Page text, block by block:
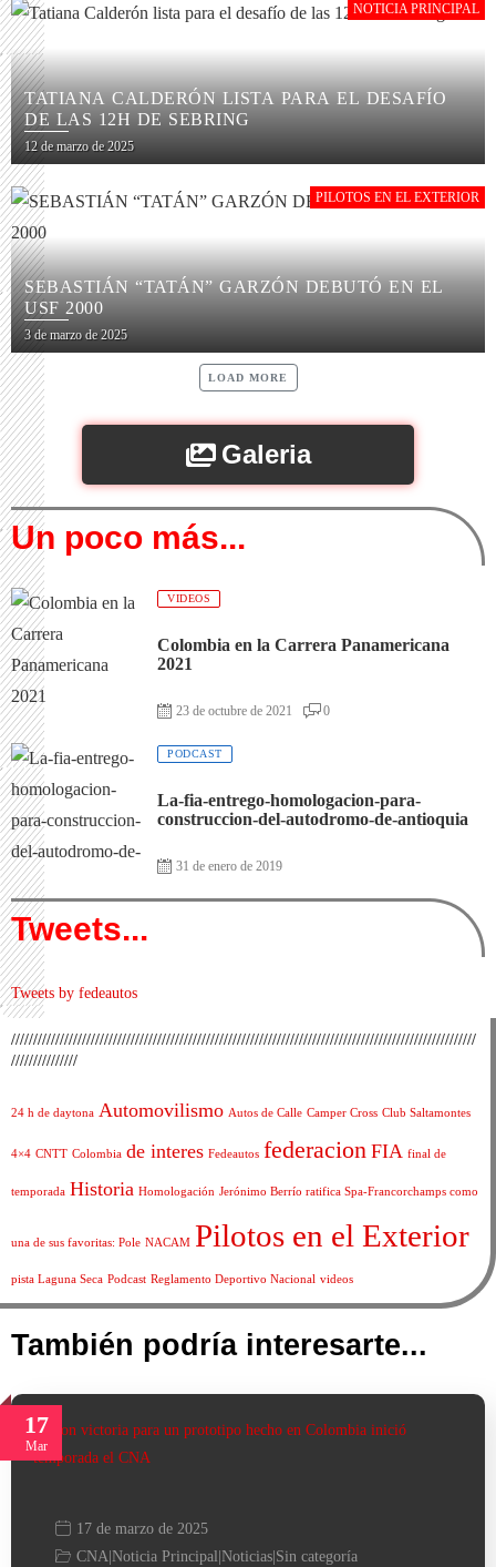
NOTICIA PRINCIPAL
TATIANA CALDERÓN LISTA PARA EL DESAFÍO
DE LAS 12H DE SEBRING
12 de marzo de 2025
PILOTOS EN EL EXTERIOR
SEBASTIÁN “TATÁN” GARZÓN DEBUTÓ EN EL
USF 2000
3 de marzo de 2025
LOAD MORE
Galeria
Un poco más...
VIDEOS
Colombia en la Carrera Panamericana
2021
23 de octubre de 2021 0
PODCAST
La-fia-entrego-homologacion-para-
construccion-del-autodromo-de-antioquia
31 de enero de 2019
Tweets...
Tweets by fedeautos
/////////////////////////////////////////////////////////////////////////////////////////////////////////
///////////////
24 h de daytona Automovilismo Autos de Calle Camper Cross Club Saltamontes
4×4 CNTT Colombia de interes Fedeautos federacion FIA final de
temporada Historia Homologación Jerónimo Berrío ratifica Spa-Francorchamps como
una de sus favoritas: Pole NACAM Pilotos en el Exterior
pista Laguna Seca Podcast Reglamento Deportivo Nacional videos
También podría interesarte...
17
Mar
17 de marzo de 2025
CNA|Noticia Principal|Noticias|Sin categoría